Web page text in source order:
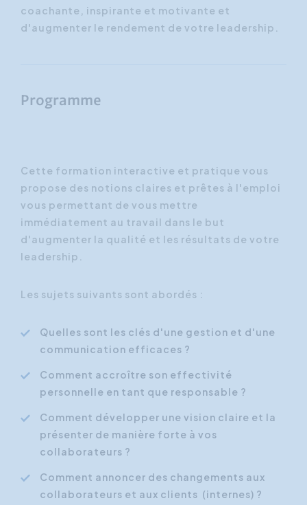
coachante, inspirante et motivante et
d'augmenter le rendement de votre leadership.
Programme
Cette formation interactive et pratique vous
propose des notions claires et prêtes à l'emploi
vous permettant de vous mettre
immédiatement au travail dans le but
d'augmenter la qualité et les résultats de votre
leadership.
Les sujets suivants sont abordés :
Quelles sont les clés d'une gestion et d'une
communication efficaces ?
Comment accroître son effectivité
personnelle en tant que responsable ?
Comment développer une vision claire et la
présenter de manière forte à vos
collaborateurs ?
Comment annoncer des changements aux
collaborateurs et aux clients (internes) ?